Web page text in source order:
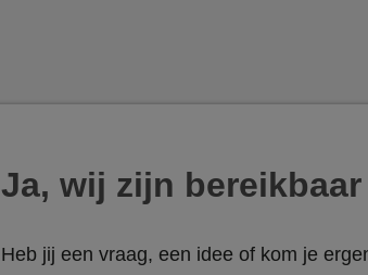
Ja, wij zijn bereikbaar
Heb jij een vraag, een idee of kom je